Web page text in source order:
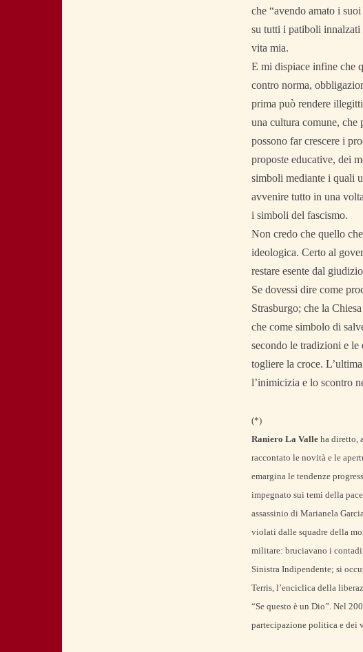
che “avendo amato i
su tutti i patiboli innalzati
vita mia.
E mi dispiace infine che
contro norma,
prima può rendere
una cultura comune, che
possono far crescere i
proposte educative, dei
simboli mediante i quali
avvenire tutto in una
i simboli del fascismo.
Non credo che quello
ideologica. Certo al
restare esente dal
Se dovessi dire come
Strasburgo; che la
che come simbolo di
secondo le tradizioni e le
togliere la croce.
l’inimicizia e lo scontro
(*)
Raniero La Valleha diretto,
raccontato le novità e le
emargina le tendenze
impegnato sui temi della
assassinio di Marianela
violati dalle squadre della
militare: bruciavano i
Sinistra Indipendente; si
Terris, l’enciclica della
“Se questo è un Dio”. Nel
partecipazione politica e dei